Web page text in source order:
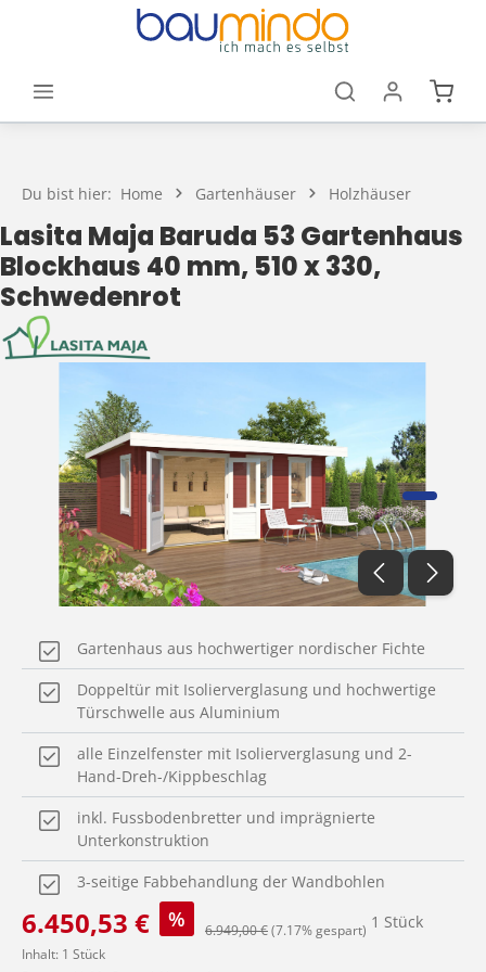
Zum Hauptinhalt springen
Du bist hier: Home Gartenhäuser Holzhäuser
Lasita Maja Baruda 53 Gartenhaus
Blockhaus 40 mm, 510 x 330,
Schwedenrot
Gartenhaus aus hochwertiger nordischer Fichte
Doppeltür mit Isolierverglasung und hochwertige
Türschwelle aus Aluminium
alle Einzelfenster mit Isolierverglasung und 2-
Hand-Dreh-/Kippbeschlag
inkl. Fussbodenbretter und imprägnierte
Unterkonstruktion
3-seitige Fabbehandlung der Wandbohlen
Verkaufspreis:
6.450,53 € % Regulärer Preis:
6.949,00 €(7.17% gespart) 1 Stück
Inhalt: 1 Stück